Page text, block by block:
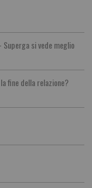
si vede meglio
fine della relazione?